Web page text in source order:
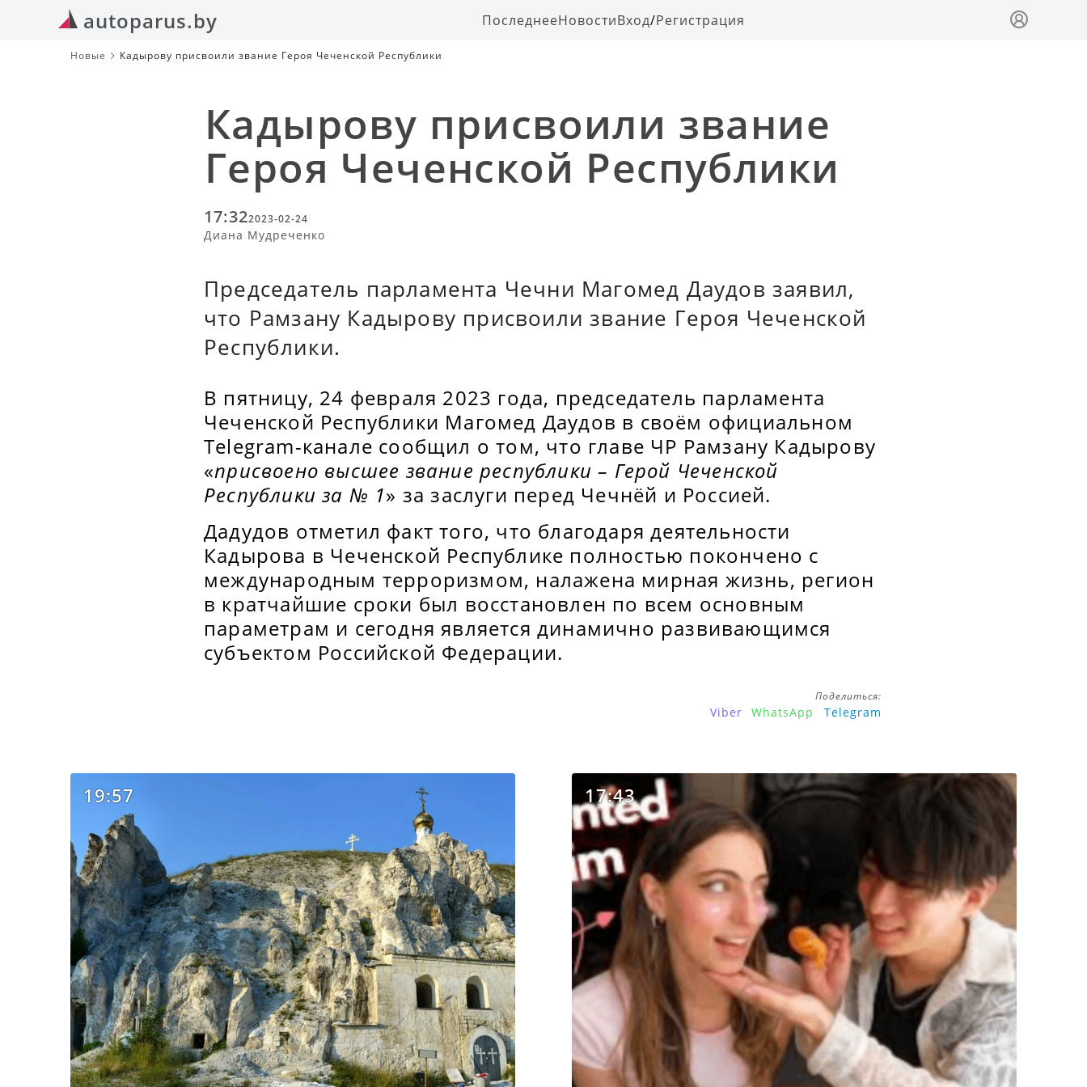
autoparus.by ПоследнееНовостиВход/Регистрация
Новые Кадырову присвоили звание Героя Чеченской Республики
Кадырову присвоили звание
Героя Чеченской Республики
17:322023-02-24
Диана Мудреченко
Председатель парламента Чечни Магомед Даудов заявил,
что Рамзану Кадырову присвоили звание Героя Чеченской
Республики.
В пятницу, 24 февраля 2023 года, председатель парламента
Чеченской Республики Магомед Даудов в своём официальном
Telegram-канале сообщил о том, что главе ЧР Рамзану Кадырову
«присвоено высшее звание республики – Герой Чеченской
Республики за № 1» за заслуги перед Чечнёй и Россией.
Дадудов отметил факт того, что благодаря деятельности
Кадырова в Чеченской Республике полностью покончено с
международным терроризмом, налажена мирная жизнь, регион
в кратчайшие сроки был восстановлен по всем основным
параметрам и сегодня является динамично развивающимся
субъектом Российской Федерации.
Поделиться:
Viber WhatsApp Telegram
19:57 17:43